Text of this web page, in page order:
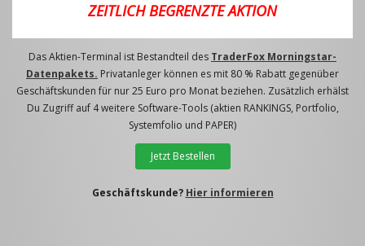
ZEITLICH BEGRENZTE AKTION
Das Aktien-Terminal ist Bestandteil des TraderFox Morningstar-
Datenpakets. Privatanleger können es mit 80 % Rabatt gegenüber
Geschäftskunden für nur 25 Euro pro Monat beziehen. Zusätzlich erhälst
Du Zugriff auf 4 weitere Software-Tools (aktien RANKINGS, Portfolio,
Systemfolio und PAPER)
Jetzt Bestellen
Geschäftskunde? Hier informieren